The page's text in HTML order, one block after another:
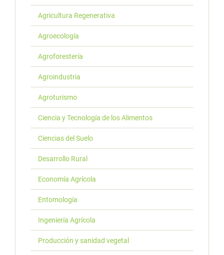
Agricultura Regenerativa
Agroecología
Agroforestería
Agroindustria
Agroturismo
Ciencia y Tecnología de los Alimentos
Ciencias del Suelo
Desarrollo Rural
Economía Agrícola
Entomología
Ingeniería Agrícola
Producción y sanidad vegetal